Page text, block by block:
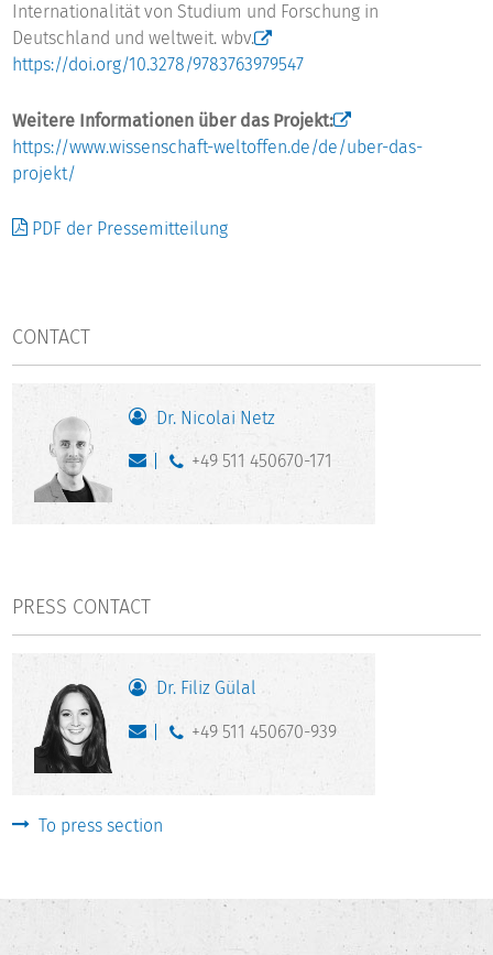
Internationalität von Studium und Forschung in
Deutschland und weltweit. wbv.
https://doi.org/10.3278/9783763979547
Weitere Informationen über das Projekt:
https://www.wissenschaft-weltoffen.de/de/uber-das-
projekt/
PDF der Pressemitteilung
CONTACT
Dr. Nicolai Netz
+49 511 450670-171
PRESS CONTACT
Dr. Filiz Gülal
+49 511 450670-939
To press section